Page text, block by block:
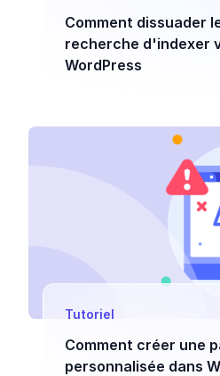
Comment dissuader
recherche d'indexer
WordPress
Tutoriel
Comment créer une
personnalisée dans